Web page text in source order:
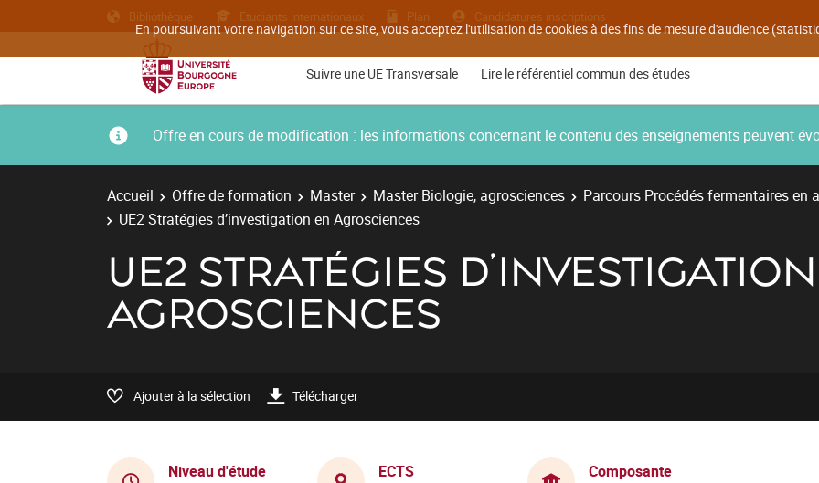
En poursuivant votre navigation sur ce site, vous acceptez l'utilisation de cookies à des fins de mesure d'audience
Bibliothèque Etudiants internationaux Plan Candidatures inscriptions
Suivre une UE Transversale Lire le référentiel commun des études
Offre en cours de modification : les informations concernant le contenu des enseignements peuvent
Accueil Offre de formation Master Master Biologie, agrosciences
Parcours Procédés fermentaires en
UE2 Stratégies d’investigation en Agrosciences
UE2 STRATÉGIES
AGROSCIENCES
Ajouter à la sélection Télécharger
Niveau d'étude ECTS Composante